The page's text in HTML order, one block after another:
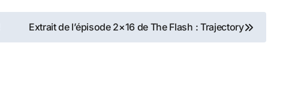
Extrait de l’épisode 2×16 de The Flash : Trajectory